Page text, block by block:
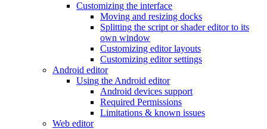
Customizing the interface
Moving and resizing docks
Splitting the script or shader editor to its
own window
Customizing editor layouts
Customizing editor settings
Android editor
Using the Android editor
Android devices support
Required Permissions
Limitations & known issues
Web editor